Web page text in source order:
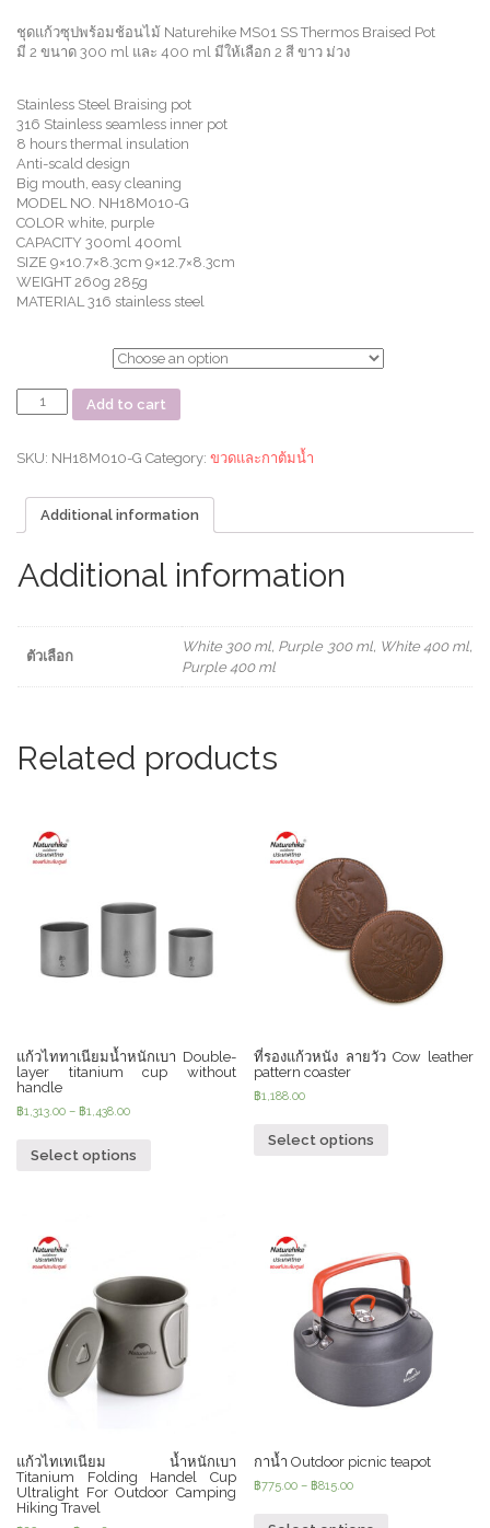
ชุดแก้วซุปพร้อมช้อนไม้ Naturehike MS01 SS Thermos Braised Pot
มี 2 ขนาด 300 ml และ 400 ml มีให้เลือก 2 สี ขาว ม่วง
Stainless Steel Braising pot
316 Stainless seamless inner pot
8 hours thermal insulation
Anti-scald design
Big mouth, easy cleaning
MODEL NO. NH18M010-G
COLOR white, purple
CAPACITY 300ml 400ml
SIZE 9×10.7×8.3cm 9×12.7×8.3cm
WEIGHT 260g 285g
MATERIAL 316 stainless steel
แก้ว
พร้อม
ไม้
MS01
SS
Braised
ชิ้น)
Add to cart
SKU: NH18M010-G Category: ขวดและกาต้มน้ำ
Additional information
Additional information
ตัวเลือก
White 300 ml, Purple 300 ml, White 400 ml,
Purple 400 ml
Related products
แก้วไททาเนียมน้ำหนักเบา Double-
layer titanium cup without
handle
฿1,313.00 – ฿1,438.00
Select options
ที่รองแก้วหนัง ลายวัว Cow leather
pattern coaster
฿1,188.00
Select options
แก้วไทเทเนียม น้ำหนักเบา
Titanium Folding Handel Cup
Ultralight For Outdoor Camping
Hiking Travel
กาน้ำ Outdoor picnic teapot
฿775.00 –฿815.00